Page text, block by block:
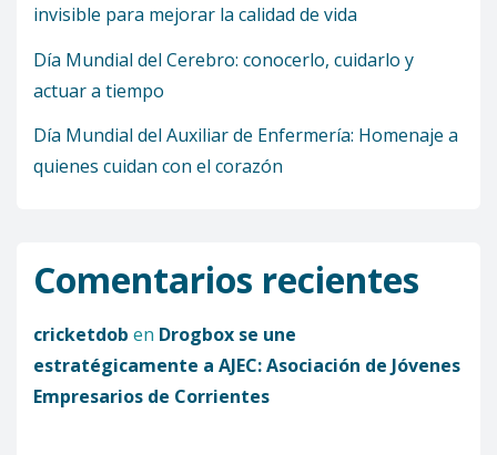
invisible para mejorar la calidad de vida
Día Mundial del Cerebro: conocerlo, cuidarlo y
actuar a tiempo
Día Mundial del Auxiliar de Enfermería: Homenaje a
quienes cuidan con el corazón
Comentarios recientes
cricketdob en Drogbox se une
estratégicamente a AJEC: Asociación de Jóvenes
Empresarios de Corrientes